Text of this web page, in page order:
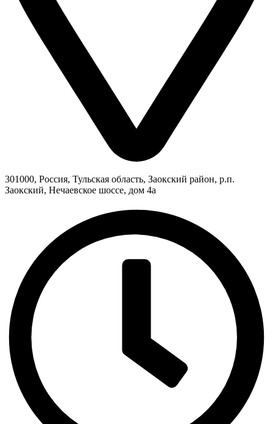
301000, Россия, Тульская область, Заокский район, р.п.
Заокский, Нечаевское шоссе, дом 4а